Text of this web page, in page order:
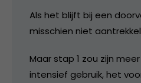
Als het blijft bij een
misschien niet
Maar stap 1 zou zijn
intensief gebruik, het